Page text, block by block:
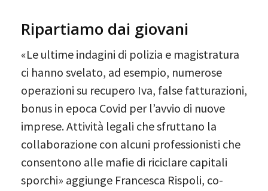
Ripartiamo dai giovani
«Le ultime indagini di polizia e magistratura
ci hanno svelato, ad esempio, numerose
operazioni su recupero Iva, false fatturazioni,
bonus in epoca Covid per l’avvio di nuove
imprese. Attività legali che sfruttano la
collaborazione con alcuni professionisti che
consentono alle mafie di riciclare capitali
sporchi» aggiunge Francesca Rispoli, co-